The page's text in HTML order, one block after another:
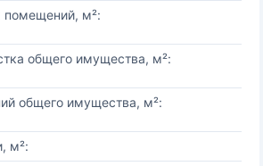
м²:
общего имущества, м²:
общего имущества, м²:
м²: